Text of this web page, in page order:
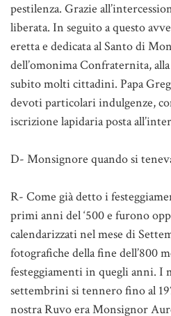
pestilenza. Grazie
liberata. In seguito a questo
eretta e dedicata al Santo di
dell’omonima Confraternita,
subito molti cittadini. Papa
devoti particolari indulgenze,
iscrizione lapidaria posta
D- Monsignore quando si
R- Come già detto i
primi anni del ‘500 e furono
calendarizzati nel mese di
fotografiche della fine dell’800
festeggiamenti in quegli anni. I
settembrini si tennero fino al
nostra Ruvo era Monsignor